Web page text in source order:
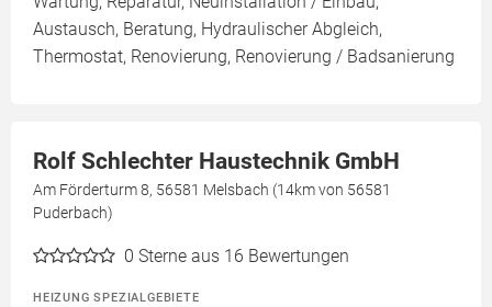
Austausch, Beratung, Hydraulischer Abgleich,
Thermostat, Renovierung, Renovierung / Badsanierung
Rolf Schlechter Haustechnik GmbH
Am Förderturm 8, 56581 Melsbach (14km von 56581
Puderbach)
0 Sterne aus 16 Bewertungen
HEIZUNG SPEZIALGEBIETE